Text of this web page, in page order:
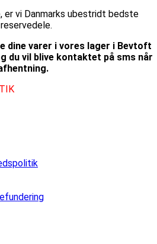
er vi Danmarks ubestridt bedste
reservedele.
dine varer i vores lager i Bevtoft
du vil blive kontaktet på sms når